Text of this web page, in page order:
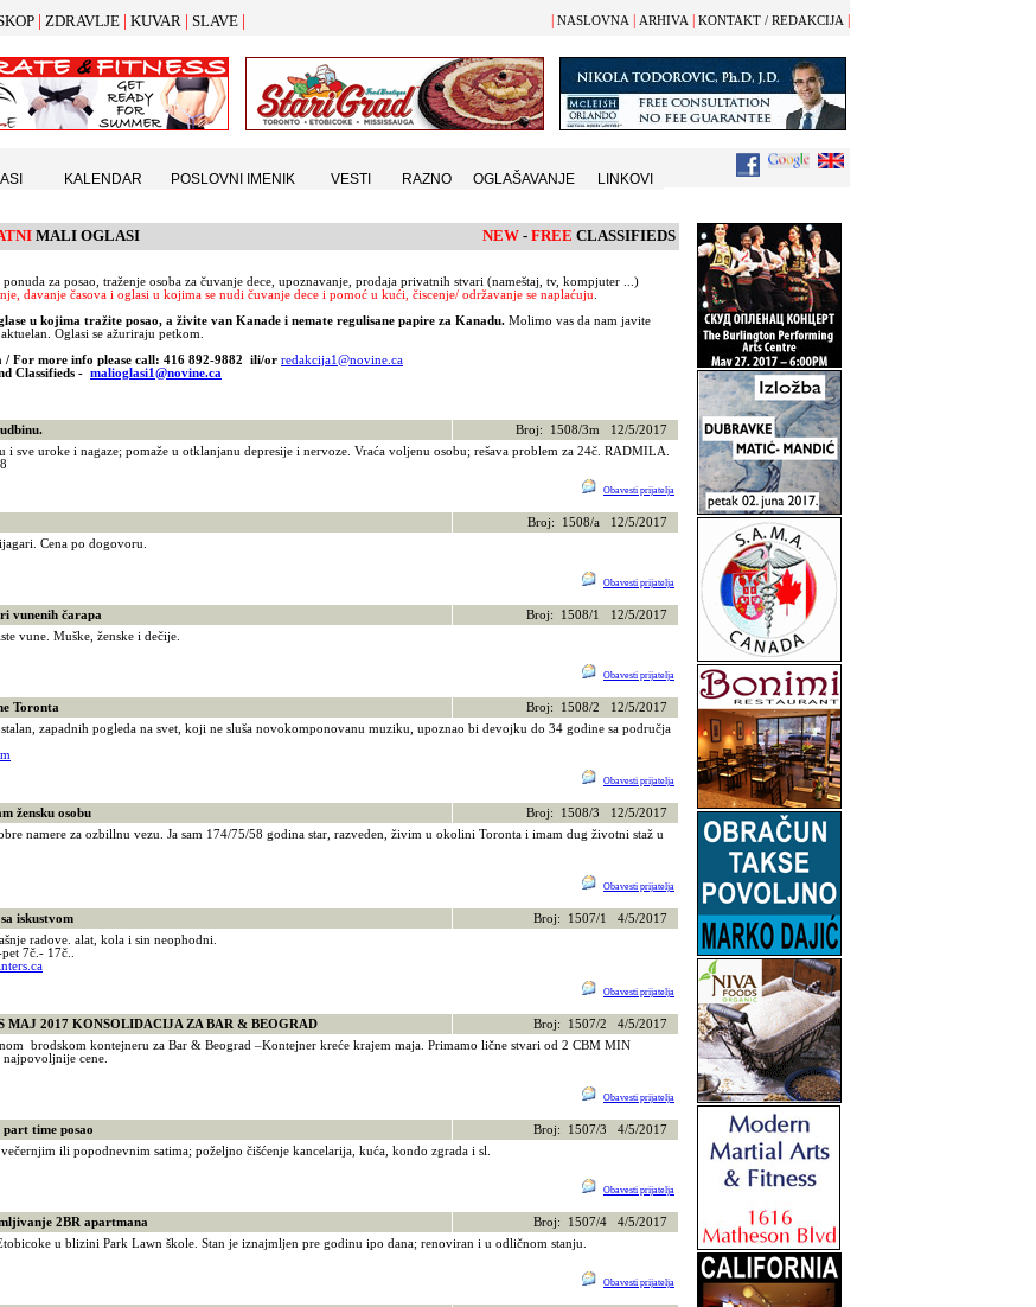
| ZDRAVLJE | KUVAR | SLAVE | NASLOVNA ARHIVA KONTAKT / REDAKCIJA
MALI OGLASI NEW - FREE CLASSIFIEDS
ponuda za posao, traženje osoba za čuvanje dece, upoznavanje, prodaja privatnih stvari (nameštaj, tv, kompjuter ...)
davanje časova i oglasi u kojima se nudi čuvanje dece i pomoć u kući, čiscenje/ održavanje se naplaćuju
u kojima tražite posao, a živite van Kanade i nemate regulisane papire za Kanadu. Molimo vas da nam javite
Oglasi se ažuriraju petkom.
/ For more info please call: 416 892-9882 ili/or redakcija1@novine.ca
Classifieds - malioglasi1@novine.ca
Broj: 1508/3m 12/5/2017
i sve uroke i nagaze; pomaže u otklanjanu depresije i nervoze. Vraća voljenu osobu; rešava problem za 24č. RADMILA.
Obavesti prijatelja
Broj: 1508/a 12/5/2017
Cena po dogovoru.
Obavesti prijatelja
vunenih čarapa
Broj: 1508/1 12/5/2017
vune. Muške, ženske i dečije.
Obavesti prijatelja
Toronta
Broj: 1508/2 12/5/2017
zapadnih pogleda na svet, koji ne sluša novokomponovanu muziku, upoznao bi devojku do 34 godine sa područja
Obavesti prijatelja
žensku osobu
Broj: 1508/3 12/5/2017
namere za ozbillnu vezu. Ja sam 174/75/58 godina star, razveden, živim u okolini Toronta i imam dug životni staž u
Obavesti prijatelja
iskustvom
Broj: 1507/1 4/5/2017
radove. alat, kola i sin neophodni.
7č.- 17č..
Obavesti prijatelja
2017 KONSOLIDACIJA ZA BAR & BEOGRAD
Broj: 1507/2 4/5/2017
brodskom kontejneru za Bar & Beograd –Kontejner kreće krajem maja. Primamo lične stvari od 2 CBM MIN
najpovoljnije cene.
Obavesti prijatelja
time posao
Broj: 1507/3 4/5/2017
ili popodnevnim satima; poželjno čišćenje kancelarija, kuća, kondo zgrada i sl.
Obavesti prijatelja
2BR apartmana
Broj: 1507/4 4/5/2017
u blizini Park Lawn škole. Stan je iznajmljen pre godinu ipo dana; renoviran i u odličnom stanju.
Obavesti prijatelja
KALENDAR POSLOVNI IMENIK VESTI RAZNO OGLAŠAVANJE LINKOVI